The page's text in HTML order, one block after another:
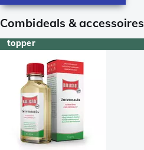
Combideals & accessoires
topper